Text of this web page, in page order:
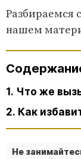
Разбираемся
нашем
1. Что же
2. Как
Не